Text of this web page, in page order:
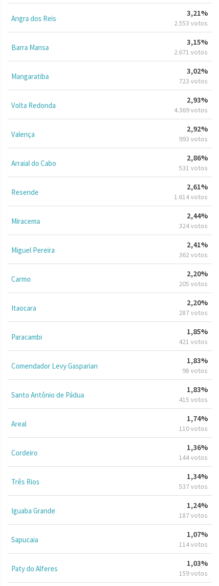
Angra dos Reis
3,21%
2.553 votos
Barra Mansa
3,15%
2.671 votos
Mangaratiba
3,02%
723 votos
Volta Redonda
2,93%
4.369 votos
Valença
2,92%
993 votos
Arraial do Cabo
2,86%
531 votos
Resende
2,61%
1.614 votos
Miracema
2,44%
324 votos
Miguel Pereira
2,41%
362 votos
Carmo
2,20%
205 votos
Itaocara
2,20%
287 votos
Paracambi
1,85%
421 votos
Comendador Levy Gasparian
1,83%
98 votos
Santo Antônio de Pádua
1,83%
415 votos
Areal
1,74%
110 votos
Cordeiro
1,36%
144 votos
Três Rios
1,34%
537 votos
Iguaba Grande
1,24%
187 votos
Sapucaia
1,07%
114 votos
Paty do Alferes
1,03%
159 votos